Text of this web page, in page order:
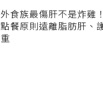
外食族最傷肝不是炸雞
點餐原則遠離脂肪肝、
重